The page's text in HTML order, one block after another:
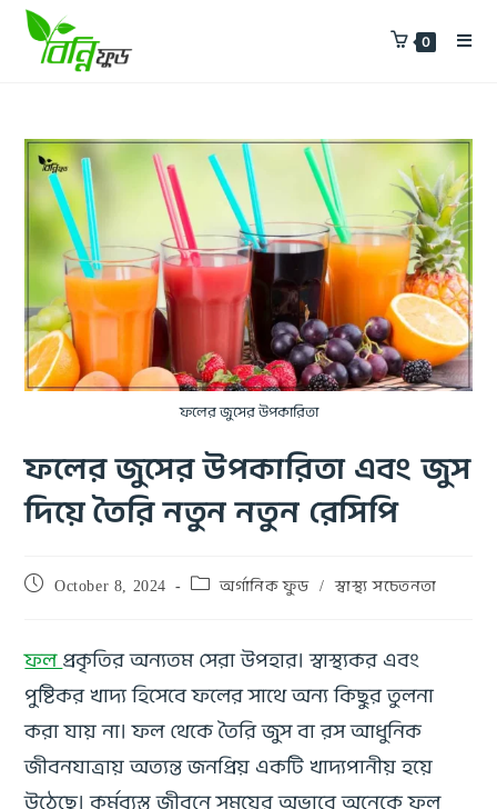
0
ফলের জুসের উপকারিতা
ফলের জুসের উপকারিতা এবং জুস
দিয়ে তৈরি নতুন নতুন রেসিপি
October 8, 2024 অর্গানিক ফুড / স্বাস্থ্য সচেতনতা
ফল প্রকৃতির অন্যতম সেরা উপহার। স্বাস্থ্যকর এবং
পুষ্টিকর খাদ্য হিসেবে ফলের সাথে অন্য কিছুর তুলনা
করা যায় না। ফল থেকে তৈরি জুস বা রস আধুনিক
জীবনযাত্রায় অত্যন্ত জনপ্রিয় একটি খাদ্যপানীয় হয়ে
উঠেছে। কর্মব্যস্ত জীবনে সময়ের অভাবে অনেকে ফল